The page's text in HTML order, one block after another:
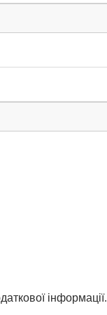
інформації.